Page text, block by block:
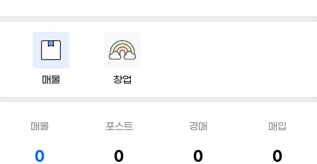
매물 창업
매물
0
포스트
0
경매
0
매입
0